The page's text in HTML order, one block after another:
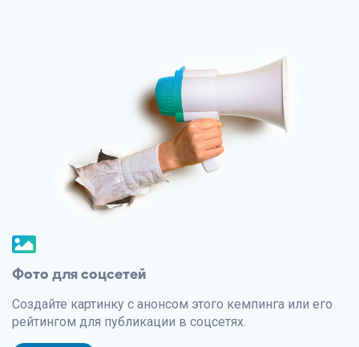
Фото для соцсетей
Создайте картинку с анонсом этого кемпинга или его
рейтингом для публикации в соцсетях.